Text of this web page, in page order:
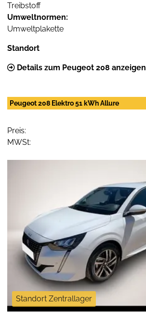
Treibstoff
Umweltnormen:
Umweltplakette
Standort
Details zum Peugeot 208 anzeigen
Peugeot 208 Elektro 51 kWh Allure
Preis:
MWSt:
Standort Zentrallager